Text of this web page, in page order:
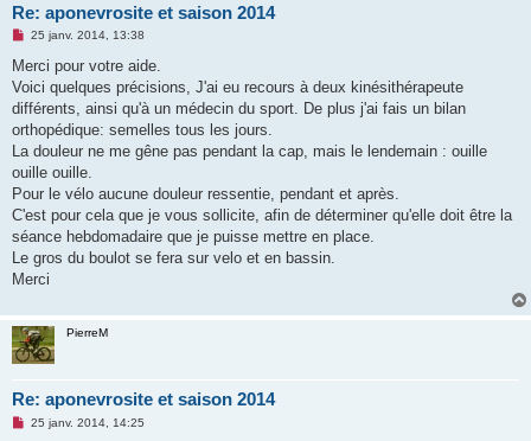
Re: aponevrosite et saison 2014
M
s
a
g
n
o
l
u
25 janv. 2014, 13:38
Merci pour votre aide.
Voici quelques précisions, J'ai eu recours à deux kinésithérapeute
différents, ainsi qu'à un médecin du sport. De plus j'ai fais un bilan
orthopédique: semelles tous les jours.
La douleur ne me gêne pas pendant la cap, mais le lendemain : ouille
ouille ouille.
Pour le vélo aucune douleur ressentie, pendant et après.
C'est pour cela que je vous sollicite, afin de déterminer qu'elle doit être la
séance hebdomadaire que je puisse mettre en place.
Le gros du boulot se fera sur velo et en bassin.
Merci
PierreM
Re: aponevrosite et saison 2014
M25 janv. 2014, 14:25